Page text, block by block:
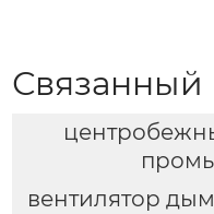
систем
Связанный
вентилятор